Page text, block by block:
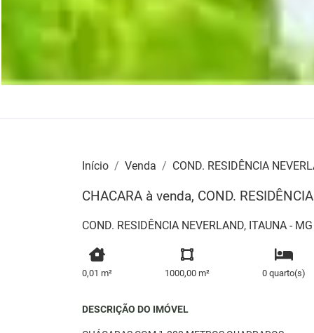
Início Venda COND. RESIDÊNCIA
CHACARA à venda, COND.
COND. RESIDÊNCIA NEVERLAND, ITAUNA - MG
0,01 m² 1000,00 m² 0 quarto(s)
DESCRIÇÃO DO IMÓVEL